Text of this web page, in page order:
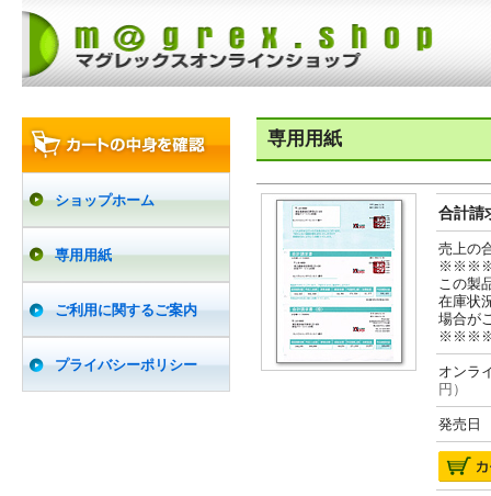
ショップホーム
専用用紙
ご利用に関するご案内
プライバシーポリシー
専用用紙
合計請
売上の
この製
在庫状
場合が
オン
円）
発売日